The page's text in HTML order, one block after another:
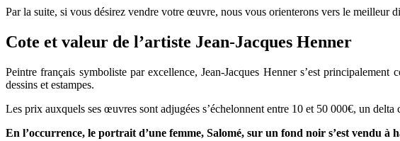
Par la suite, si vous désirez vendre votre œuvre, nous vous orienterons vers le meilleur
Cote et valeur de l’artiste Jean-Jacques Henner
Peintre français symboliste par excellence, Jean-Jacques Henner s’est
dessins et estampes.
Les prix auxquels ses œuvres sont adjugées s’échelonnent entre 10 et 50 000€, un
En l’occurrence, le portrait d’une femme, Salomé, sur un fond noir s’est vendu à